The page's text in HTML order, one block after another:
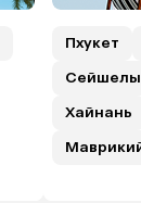
Пхукет
Сейшелы
Хайнань